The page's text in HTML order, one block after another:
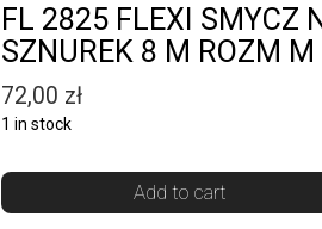
FL 2825 FLEXI SMYCZ
SZNUREK 8 M ROZM
72,00 zł
1 in stock
Add to cart